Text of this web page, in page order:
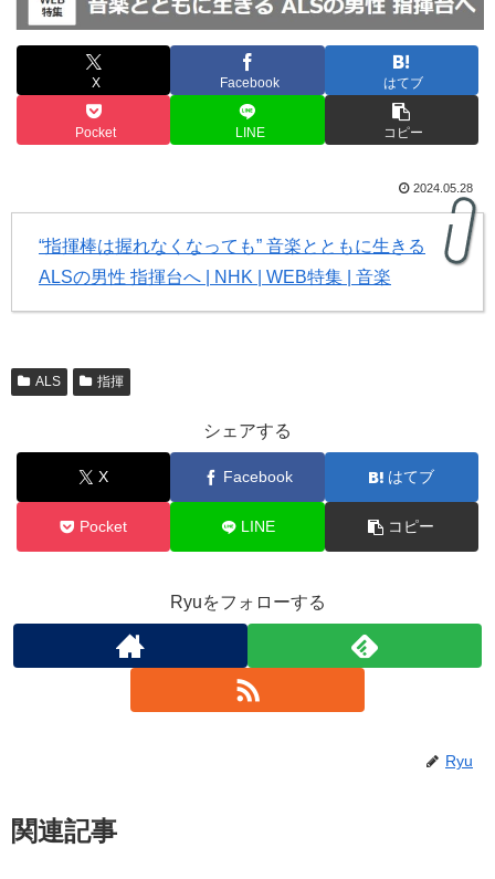
X Facebook はてブ
Pocket LINE コピー
2024.05.28
“指揮棒は握れなくなっても” 音楽とともに生きる
ALSの男性 指揮台へ | NHK | WEB特集 | 音楽
ALS 指揮
シェアする
X Facebook はてブ
Pocket LINE コピー
Ryuをフォローする
Ryu
関連記事